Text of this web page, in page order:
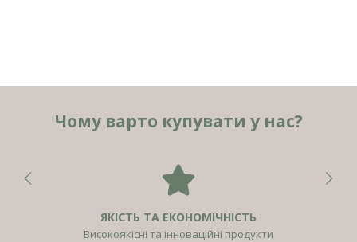
Чому варто купувати у нас?
ЯКІСТЬ ТА ЕКОНОМІЧНІСТЬ
Високоякісні та інноваційні продукти